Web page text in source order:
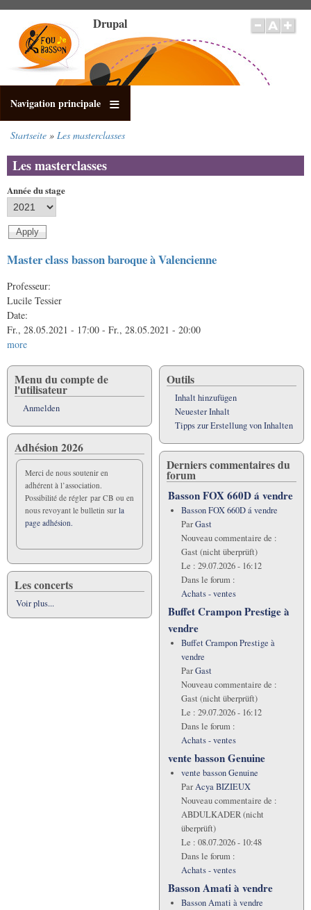
Inhalt
Drupal
Navigation principale
Startseite Les masterclasses
Les masterclasses
Année du stage
Master class basson baroque à Valencienne
Professeur:
Lucile Tessier
Date:
Fr., 28.05.2021 - 17:00 - Fr., 28.05.2021 - 20:00
more
Menu du compte de
l'utilisateur
Anmelden
Adhésion 2026
Merci de nous soutenir en
adhérent à l’association.
Possibilité de régler par CB ou en
nous revoyant le bulletin sur la
page adhésion.
Les concerts
Voir plus...
Outils
Inhalt hinzufügen
Neuester Inhalt
Tipps zur Erstellung von Inhalten
Derniers commentaires du
forum
Basson FOX 660D á vendre
Basson FOX 660D á vendre
ParGast
Nouveau commentaire de :
Gast (nicht überprüft)
Le : 29.07.2026 - 16:12
Dans le forum :
Achats - ventes
Buffet Crampon Prestige à
vendre
Buffet Crampon Prestige à
vendre
ParGast
Nouveau commentaire de :
Gast (nicht überprüft)
Le : 29.07.2026 - 16:12
Dans le forum :
Achats - ventes
vente basson Genuine
vente basson Genuine
ParAcya BIZIEUX
Nouveau commentaire de :
ABDULKADER (nicht
überprüft)
Le : 08.07.2026 - 10:48
Dans le forum :
Achats - ventes
Basson Amati à vendre
Basson Amati à vendre